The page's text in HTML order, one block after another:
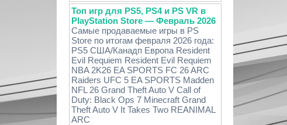
Топ игр для PS5, PS4 и PS VR в
PlayStation Store — Февраль 2026
Самые продаваемые игры в PS
Store по итогам февраля 2026 года:
PS5 США/Канадп Европа Resident
Evil Requiem Resident Evil Requiem
NBA 2K26 EA SPORTS FC 26 ARC
Raiders UFC 5 EA SPORTS Madden
NFL 26 Grand Theft Auto V Call of
Duty: Black Ops 7 Minecraft Grand
Theft Auto V It Takes Two REANIMAL
ARC